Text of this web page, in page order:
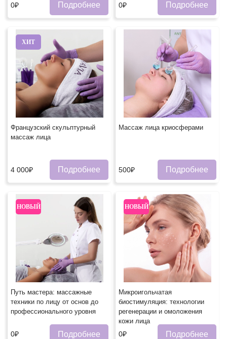
0₽ Подробнее 0₽ Подробнее
ХИТ
Французский скульптурный
массаж лица
4 000₽ Подробнее
Массаж лица криосферами
500₽ Подробнее
НОВЫЙ
Путь мастера: массажные
техники по лицу от основ до
профессионального уровня
0₽ Подробнее
НОВЫЙ
Микроигольчатая
биостимуляция: технологии
регенерации и омоложения
кожи лица
0₽ Подробнее